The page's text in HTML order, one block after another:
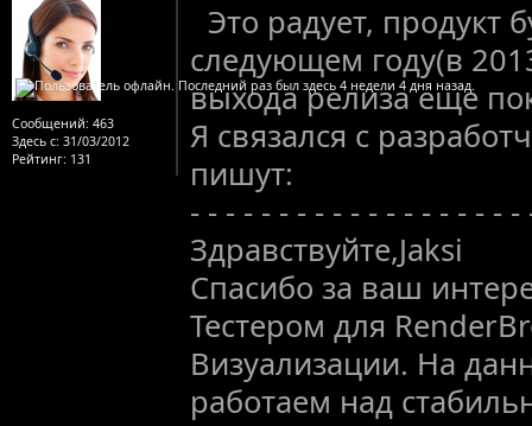
Сообщений: 463
Здесь с: 31/03/2012
Рейтинг: 131
Это радует, продукт
следующем году(в
выхода релиза еще
Я связался с
пишут:
- - - - - - - - - - - - - - - - - -
Здравствуйте,Jaksi
Спасибо за ваш
Тестером для
Визуализации. На
работаем над